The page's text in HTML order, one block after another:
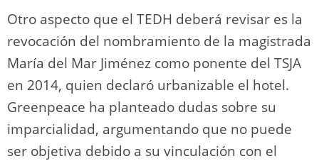
Otro aspecto que el TEDH deberá revisar es la
revocación del nombramiento de la magistrada
María del Mar Jiménez como ponente del TSJA
en 2014, quien declaró urbanizable el hotel.
Greenpeace ha planteado dudas sobre su
imparcialidad, argumentando que no puede
ser objetiva debido a su vinculación con el